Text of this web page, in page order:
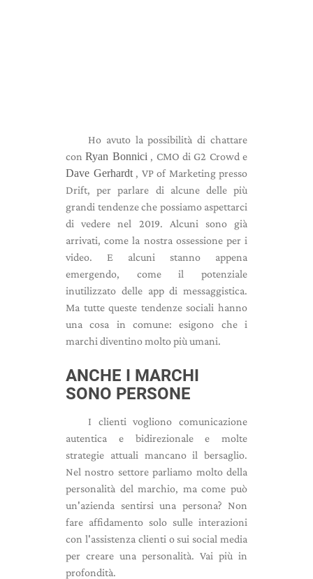
Ho avuto la possibilità di chattare
conRyan Bonnici , CMO di G2 Crowd e
Dave Gerhardt, VP of Marketing presso
Drift, per parlare di alcune delle più
grandi tendenze che possiamo aspettarci
di vedere nel 2019. Alcuni sono già
arrivati, come la nostra ossessione per i
video. E alcuni stanno appena
emergendo, come il potenziale
inutilizzato delle app di messaggistica.
Ma tutte queste tendenze sociali hanno
una cosa in comune: esigono che i
marchi diventino molto più umani.
ANCHE I MARCHI
SONO PERSONE
I clienti vogliono comunicazione
autentica e bidirezionale e molte
strategie attuali mancano il bersaglio.
Nel nostro settore parliamo molto della
personalità del marchio, ma come può
un'azienda sentirsi una persona? Non
fare affidamento solo sulle interazioni
con l'assistenza clienti o sui social media
per creare una personalità. Vai più in
profondità.